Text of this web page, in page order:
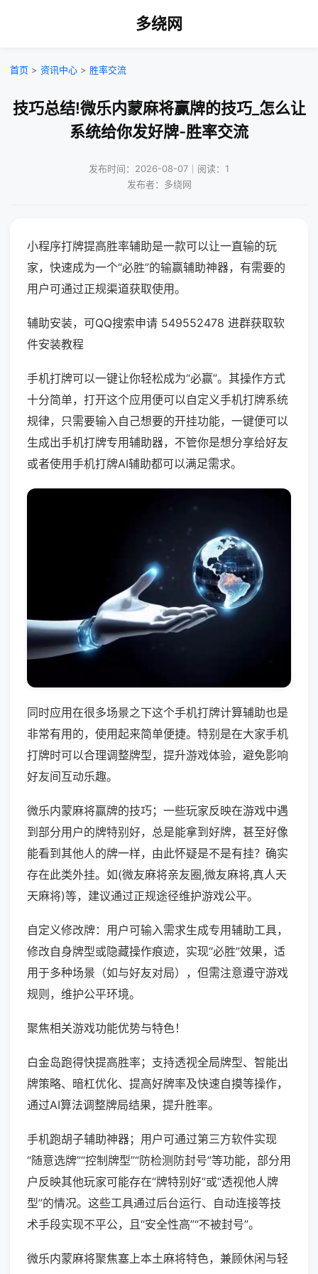
多绕网
首页 > 资讯中心 > 胜率交流
技巧总结!微乐内蒙麻将赢牌的技巧_怎么让
系统给你发好牌-胜率交流
发布时间：2026-08-07｜阅读：1
发布者：多绕网
小程序打牌提高胜率辅助是一款可以让一直输的玩
家，快速成为一个“必胜”的输赢辅助神器，有需要的
用户可通过正规渠道获取使用。
辅助安装，可QQ搜索申请 549552478 进群获取软
件安装教程
手机打牌可以一键让你轻松成为“必赢”。其操作方式
十分简单，打开这个应用便可以自定义手机打牌系统
规律，只需要输入自己想要的开挂功能，一键便可以
生成出手机打牌专用辅助器，不管你是想分享给好友
或者使用手机打牌AI辅助都可以满足需求。
同时应用在很多场景之下这个手机打牌计算辅助也是
非常有用的，使用起来简单便捷。特别是在大家手机
打牌时可以合理调整牌型，提升游戏体验，避免影响
好友间互动乐趣。
微乐内蒙麻将赢牌的技巧；一些玩家反映在游戏中遇
到部分用户的牌特别好，总是能拿到好牌，甚至好像
能看到其他人的牌一样，由此怀疑是不是有挂？确实
存在此类外挂。如(微友麻将亲友圈,微友麻将,真人天
天麻将)等，建议通过正规途径维护游戏公平。
自定义修改牌：用户可输入需求生成专用辅助工具，
修改自身牌型或隐藏操作痕迹，实现“必胜”效果，适
用于多种场景（如与好友对局），但需注意遵守游戏
规则，维护公平环境。
聚焦相关游戏功能优势与特色！
白金岛跑得快提高胜率；支持透视全局牌型、智能出
牌策略、暗杠优化、提高好牌率及快速自摸等操作，
通过AI算法调整牌局结果，提升胜率。
手机跑胡子辅助神器；用户可通过第三方软件实现
“随意选牌”“控制牌型”“防检测防封号”等功能，部分用
户反映其他玩家可能存在“牌特别好”或“透视他人牌
型”的情况。这些工具通过后台运行、自动连接等技
术手段实现不平公，且“安全性高”“不被封号”。
微乐内蒙麻将聚焦塞上本土麻将特色，兼顾休闲与轻